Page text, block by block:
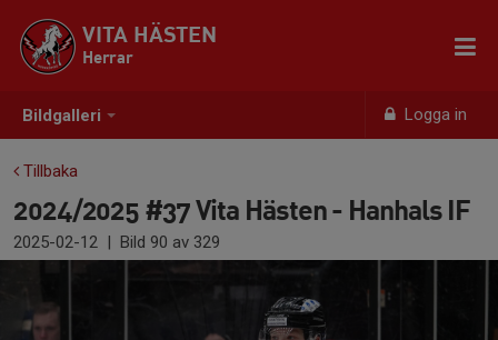
Bildgalleri Logga in
VITA HÄSTEN
Herrar
Tillbaka
2024/2025 #37 Vita Hästen - Hanhals IF
2025-02-12 | Bild 90 av 329